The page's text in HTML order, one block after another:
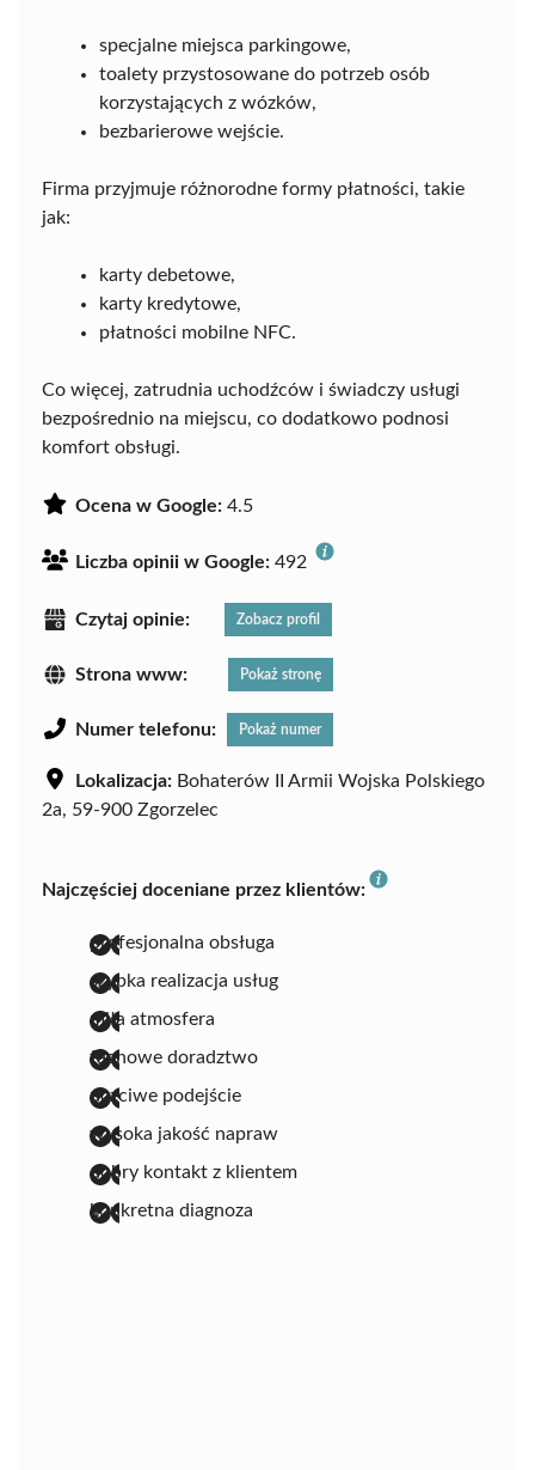
specjalne miejsca parkingowe,
toalety przystosowane do potrzeb osób
korzystających z wózków,
bezbarierowe wejście.
Firma przyjmuje różnorodne formy płatności, takie
jak:
karty debetowe,
karty kredytowe,
płatności mobilne NFC.
Co więcej, zatrudnia uchodźców i świadczy usługi
bezpośrednio na miejscu, co dodatkowo podnosi
komfort obsługi.
Ocena w Google: 4.5
Liczba opinii w Google: 492
Czytaj opinie: Zobacz profil
Strona www: Pokaż stronę
Numer telefonu: Pokaż numer
Lokalizacja: Bohaterów II Armii Wojska Polskiego
2a, 59-900 Zgorzelec
Najczęściej doceniane przez klientów:
profesjonalna obsługa
szybka realizacja usług
miła atmosfera
fachowe doradztwo
uczciwe podejście
wysoka jakość napraw
dobry kontakt z klientem
konkretna diagnoza